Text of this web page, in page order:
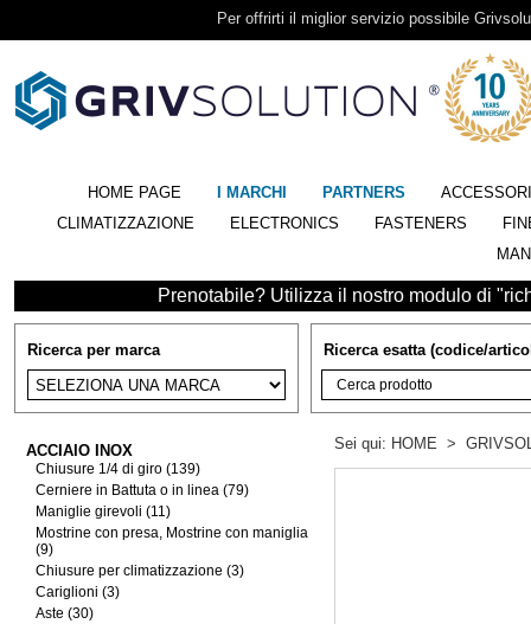
Per offrirti il miglior servizio possibile
HOME PAGE I MARCHI PARTNERS
ACCESSORI
CLIMATIZZAZIONE
ELECTRONICS FASTENERS
Prenotabile? Utilizza il nostro modulo di
Ricerca per marca Ricerca esatta (codice/
ACCIAIO INOX
Chiusure 1/4 di giro (139)
Cerniere in Battuta o in linea (79)
Maniglie girevoli (11)
Mostrine con presa, Mostrine con maniglia
(9)
Chiusure per climatizzazione (3)
Cariglioni (3)
Aste (30)
Sei qui: HOME >